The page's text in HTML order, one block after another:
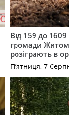
Від 159 до 1609
громади
розіграють в
П’ятниця, 7